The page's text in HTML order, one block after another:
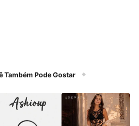
Também Pode Gostar